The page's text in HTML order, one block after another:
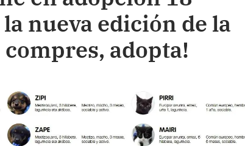
nueva edición de la
adopta!